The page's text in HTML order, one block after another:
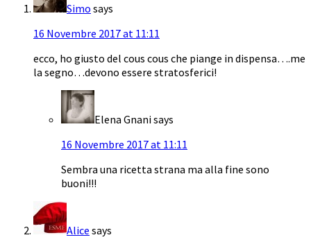
Simo says
16 Novembre 2017 at 11:11
ecco, ho giusto del cous cous che piange in dispensa….me
la segno…devono essere stratosferici!
Elena Gnanisays
16 Novembre 2017 at 11:11
Sembra una ricetta strana ma alla fine sono
buoni!!!
Alice says